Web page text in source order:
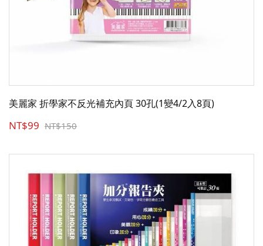
美麗家 折學家不反光補充內頁 30孔(1變4/2入8頁)
NT$99 NT$150